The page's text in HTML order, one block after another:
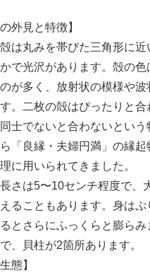
外見と特徴】
は丸みを帯びた三角形に近
で光沢があります。殻の色
が多く、放射状の模様や波
。二枚の殻はぴったりと合
士でないと合わないという
「良縁・夫婦円満」の縁
に用いられてきました。
さは5〜10センチ程度で、
ることもあります。身は
とさらにふっくらと膨ら
、貝柱が2箇所あります。
態】